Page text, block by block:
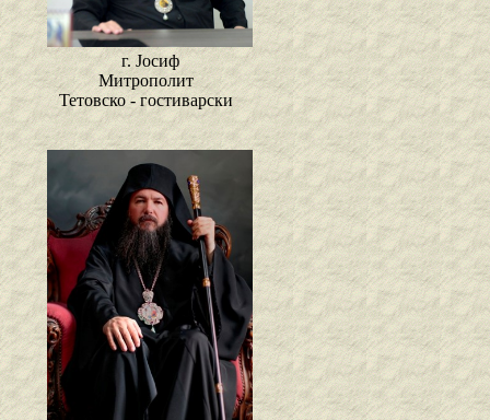
г. Јосиф
Митрополит
Тетовско - гостиварски